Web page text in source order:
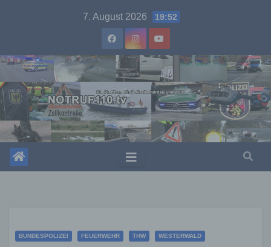
7. August 2026 19:52
BUNDESPOLIZEI FEUERWEHR THW WESTERWALD